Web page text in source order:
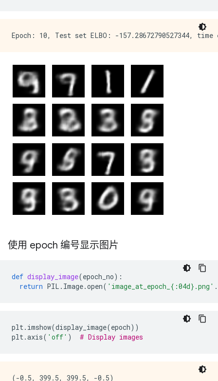
使用 epoch 编号显示图片
def display_image(epoch_no):
return PIL . Image.open( 'image_at_epoch_ {:04d} .png' .
plt. imshow(display_image(epoch))
plt.axis( 'off' ) # Display images